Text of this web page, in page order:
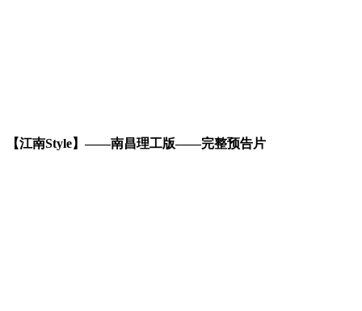
【江南Style】——南昌理工版——完整预告片